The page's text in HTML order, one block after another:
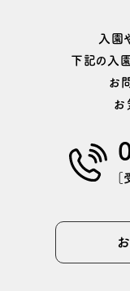
⼊園
下記の⼊
お
お